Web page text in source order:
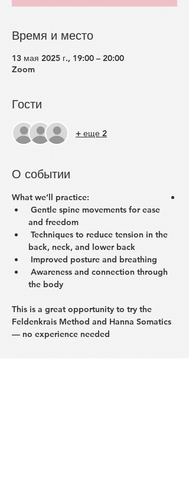
Время и место
13 мая 2025 г., 19:00 – 20:00
Zoom
Гости
+ еще 2
О событии
:‏What we’ll practice
and freedom
back, neck, and lower back
Improved posture and breathing
the body
‏This is a great opportunity to try the
Feldenkrais Method and Hanna Somatics
— no experience needed